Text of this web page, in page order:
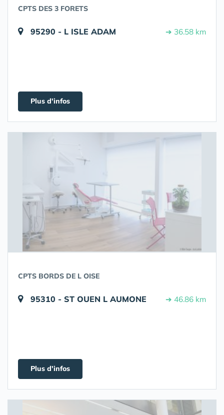
CPTS DES 3 FORETS
95290 - L ISLE ADAM ➔ 36.58 km
Plus d'infos
CPTS BORDS DE L OISE
95310 - ST OUEN L AUMONE ➔ 46.86 km
Plus d'infos